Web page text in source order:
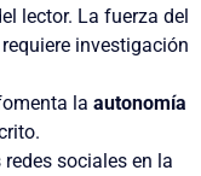
lector. La fuerza del
investigación
la autonomía
sociales en la